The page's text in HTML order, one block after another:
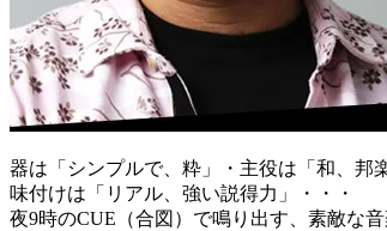
器は「シンプルで、粋」・主役は「和、邦
味付けは「リアル、強い説得力」・・・
夜9時のCUE（合図）で鳴り出す、素敵な音